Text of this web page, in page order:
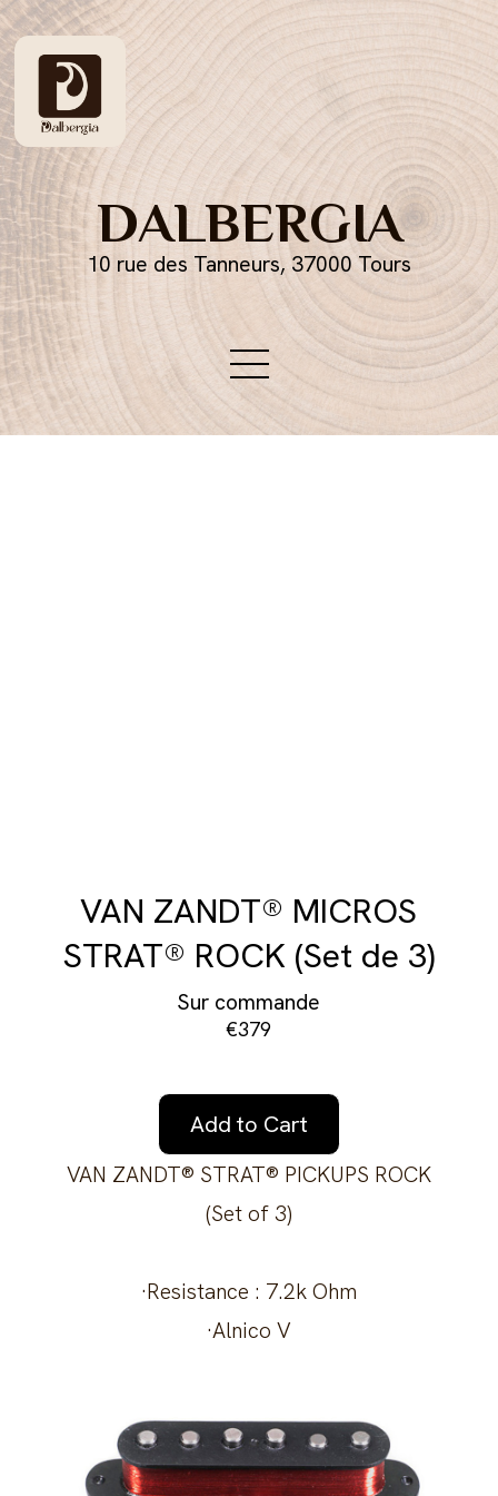
DALBERGIA
10 rue des Tanneurs, 37000 Tours
VAN ZANDT® MICROS
STRAT® ROCK (Set de 3)
Sur commande
€379
Add to Cart
VAN ZANDT® STRAT® PICKUPS ROCK
(Set of 3)
·Resistance : 7.2k Ohm
·Alnico V